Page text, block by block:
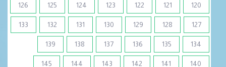
120
121
122
123
124
125
126
127
128
129
130
131
132
133
134
135
136
137
138
139
140
141
142
143
144
145